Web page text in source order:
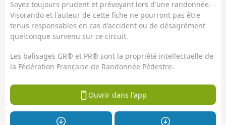
Soyez toujours prudent et prévoyant lors d'une randonnée.
Visorando et l'auteur de cette fiche ne pourront pas être
tenus responsables en cas d'accident ou de désagrément
quelconque survenu sur ce circuit.
Les balisages GR® et PR® sont la propriété intellectuelle de
la Fédération Française de Randonnée Pédestre.
Ouvrir dans l'app